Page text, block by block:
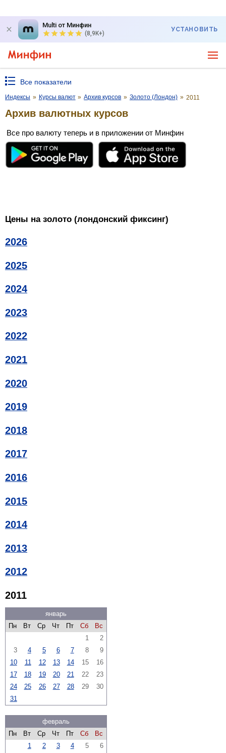
Multi от Минфин
(8,9K+)
УСТАНОВИТЬ
Все показатели
Индексы » Курсы валют » Архив курсов » Золото (Лондон) » 2011
Архив валютных курсов
Все про валюту теперь и в приложении от Минфин
Цены на золото (лондонский фиксинг)
2026
2025
2024
2023
2022
2021
2020
2019
2018
2017
2016
2015
2014
2013
2012
2011
январь
Пн
Вт Ср Чт Пт Сб
Вс
1
2
3
4 5 6 7 8
9
10
11 12 13 14 15
16
17
18 19 20 21 22
23
24
25 26 27 28 29
30
31
февраль
Пн
Вт Ср Чт Пт Сб
Вс
1
2 3 4 5
6